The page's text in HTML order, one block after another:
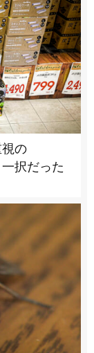
の
択だった